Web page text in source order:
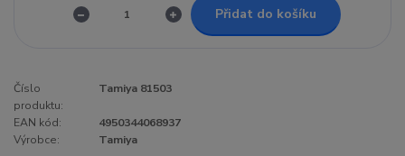
Přidat do košíku
Číslo
produktu:
Tamiya 81503
EAN kód:
4950344068937
Výrobce:
Tamiya